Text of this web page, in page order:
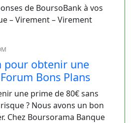
de BoursoBank à vos
– Virement – Virement
pour obtenir une
Bons Plans
une prime de 80€ sans
? Nous avons un bon
Chez Boursorama Banque